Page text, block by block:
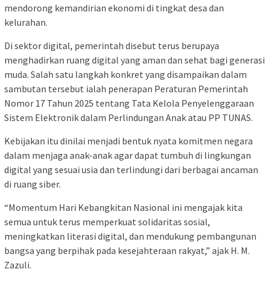
mendorong kemandirian ekonomi di tingkat desa dan
kelurahan.
Di sektor digital, pemerintah disebut terus berupaya
menghadirkan ruang digital yang aman dan sehat bagi generasi
muda. Salah satu langkah konkret yang disampaikan dalam
sambutan tersebut ialah penerapan Peraturan Pemerintah
Nomor 17 Tahun 2025 tentang Tata Kelola Penyelenggaraan
Sistem Elektronik dalam Perlindungan Anak atau PP TUNAS.
Kebijakan itu dinilai menjadi bentuk nyata komitmen negara
dalam menjaga anak-anak agar dapat tumbuh di lingkungan
digital yang sesuai usia dan terlindungi dari berbagai ancaman
di ruang siber.
“Momentum Hari Kebangkitan Nasional ini mengajak kita
semua untuk terus memperkuat solidaritas sosial,
meningkatkan literasi digital, dan mendukung pembangunan
bangsa yang berpihak pada kesejahteraan rakyat,” ajak H. M.
Zazuli.